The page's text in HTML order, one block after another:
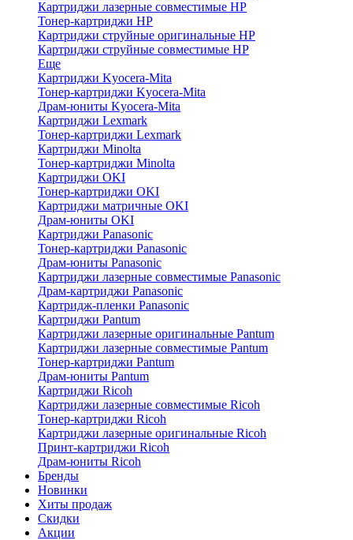
Картриджи лазерные совместимые HP
Тонер-картриджи HP
Картриджи струйные оригинальные HP
Картриджи струйные совместимые HP
Еще
Картриджи Kyocera-Mita
Тонер-картриджи Kyocera-Mita
Драм-юниты Kyocera-Mita
Картриджи Lexmark
Тонер-картриджи Lexmark
Картриджи Minolta
Тонер-картриджи Minolta
Картриджи OKI
Тонер-картриджи OKI
Картриджи матричные OKI
Драм-юниты OKI
Картриджи Panasonic
Тонер-картриджи Panasonic
Драм-юниты Panasonic
Картриджи лазерные совместимые Panasonic
Драм-картриджи Panasonic
Картридж-пленки Panasonic
Картриджи Pantum
Картриджи лазерные оригинальные Pantum
Картриджи лазерные совместимые Pantum
Тонер-картриджи Pantum
Драм-юниты Pantum
Картриджи Ricoh
Картриджи лазерные совместимые Ricoh
Тонер-картриджи Ricoh
Картриджи лазерные оригинальные Ricoh
Принт-картриджи Ricoh
Драм-юниты Ricoh
Бренды
Новинки
Хиты продаж
Скидки
Акции